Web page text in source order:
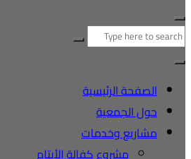
البحث
عن:
الصفحة الرئيسية
حول الجمعية
مشاريع وخدمات
مشروع كفالة الأيتام